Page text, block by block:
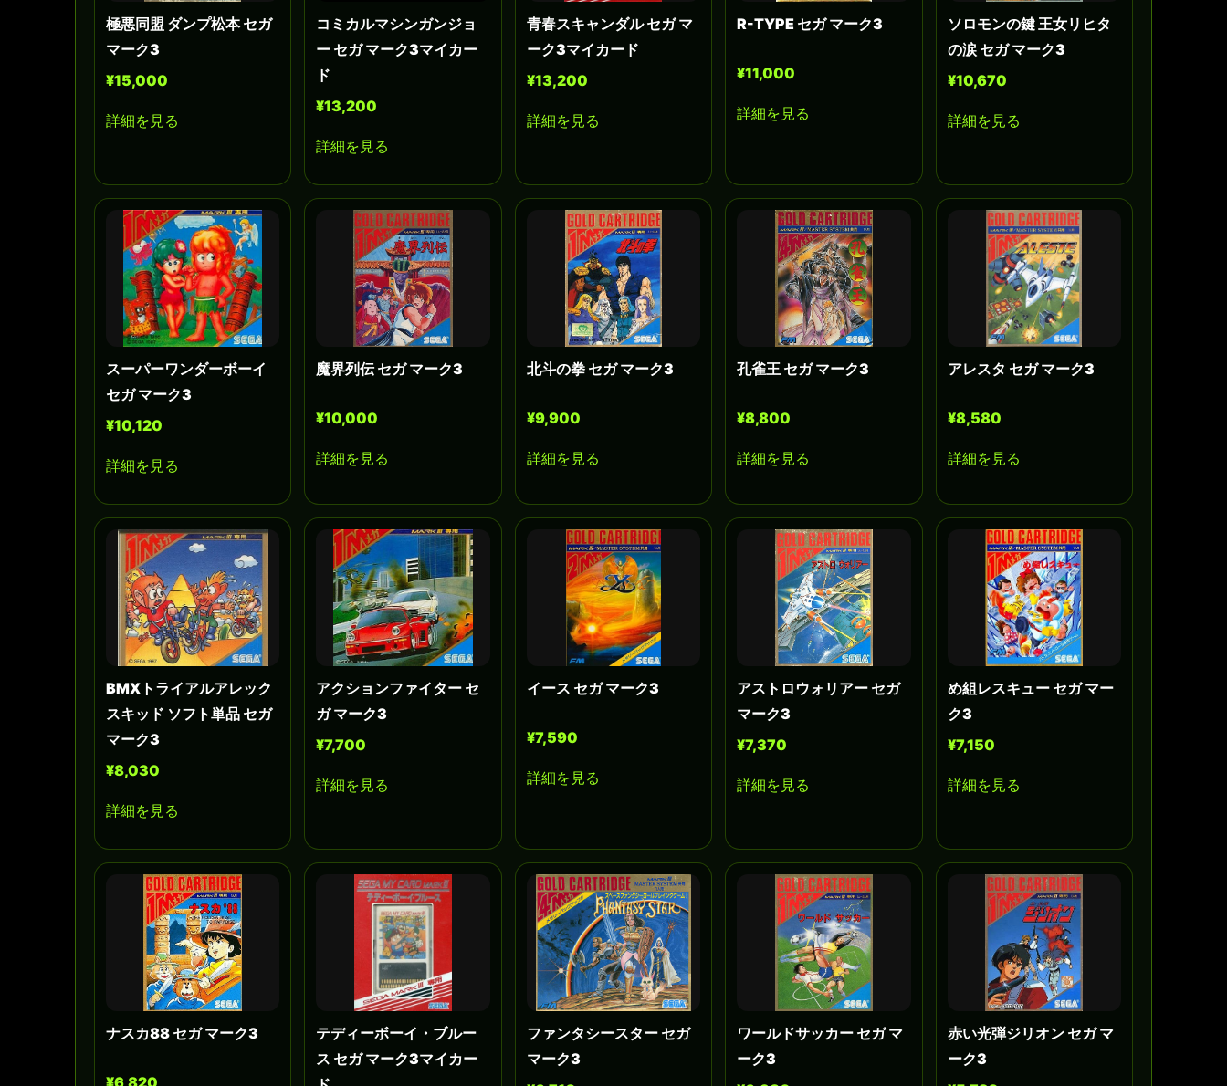
極悪同盟 ダンプ松本 セガ
マーク3
¥15,000
詳細を見る
コミカルマシンガンジョ
ー セガ マーク3マイカー
ド
¥13,200
詳細を見る
青春スキャンダル セガ マ
ーク3マイカード
¥13,200
詳細を見る
R-TYPE セガ マーク3
¥11,000
詳細を見る
ソロモンの鍵 王女リヒタ
の涙 セガ マーク3
¥10,670
詳細を見る
スーパーワンダーボーイ
セガ マーク3
¥10,120
詳細を見る
魔界列伝 セガ マーク3
¥10,000
詳細を見る
北斗の拳 セガ マーク3
¥9,900
詳細を見る
孔雀王 セガ マーク3
¥8,800
詳細を見る
アレスタ セガ マーク3
¥8,580
詳細を見る
BMXトライアルアレック
スキッド ソフト単品 セガ
マーク3
¥8,030
詳細を見る
アクションファイター セ
ガ マーク3
¥7,700
詳細を見る
イース セガ マーク3
¥7,590
詳細を見る
アストロウォリアー セガ
マーク3
¥7,370
詳細を見る
め組レスキュー セガ マー
ク3
¥7,150
詳細を見る
ナスカ88 セガ マーク3
¥6,820
テディーボーイ・ブルー
ス セガ マーク3マイカー
ファンタシースター セガ
マーク3
ワールドサッカー セガ マ
ーク3
赤い光弾ジリオン セガ マ
ーク3